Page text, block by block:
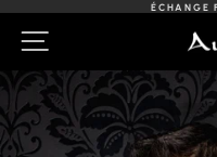
contenu
ÉCHANGE